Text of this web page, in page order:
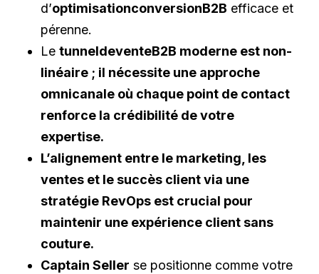
d’optimisationconversionB2B efficace et
pérenne.
Le tunneldeventeB2B moderne est non-
linéaire ; il nécessite une approche
omnicanale où chaque point de contact
renforce la crédibilité de votre
expertise.
L’alignement entre le marketing, les
ventes et le succès client via une
stratégie RevOps est crucial pour
maintenir une expérience client sans
couture.
Captain Seller se positionne comme votre